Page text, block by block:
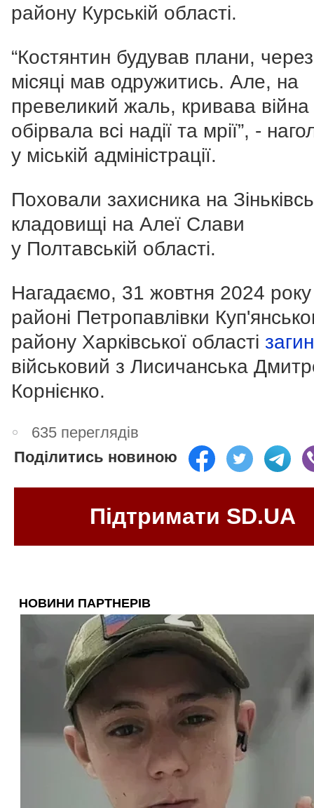
району Курській області.
“Костянтин будував плани,
місяці мав одружитись. Але, на
превеликий жаль, кривава війна
обірвала всі надії та мрії”, -
у міській адміністрації.
Поховали захисника на
кладовищі на Алеї Слави
у Полтавській області.
Нагадаємо, 31 жовтня 2024
районі Петропавлівки
району Харківської області
військовий з Лисичанська
Корнієнко.
635 переглядів
Поділитись новиною
Підтримати SD.UA